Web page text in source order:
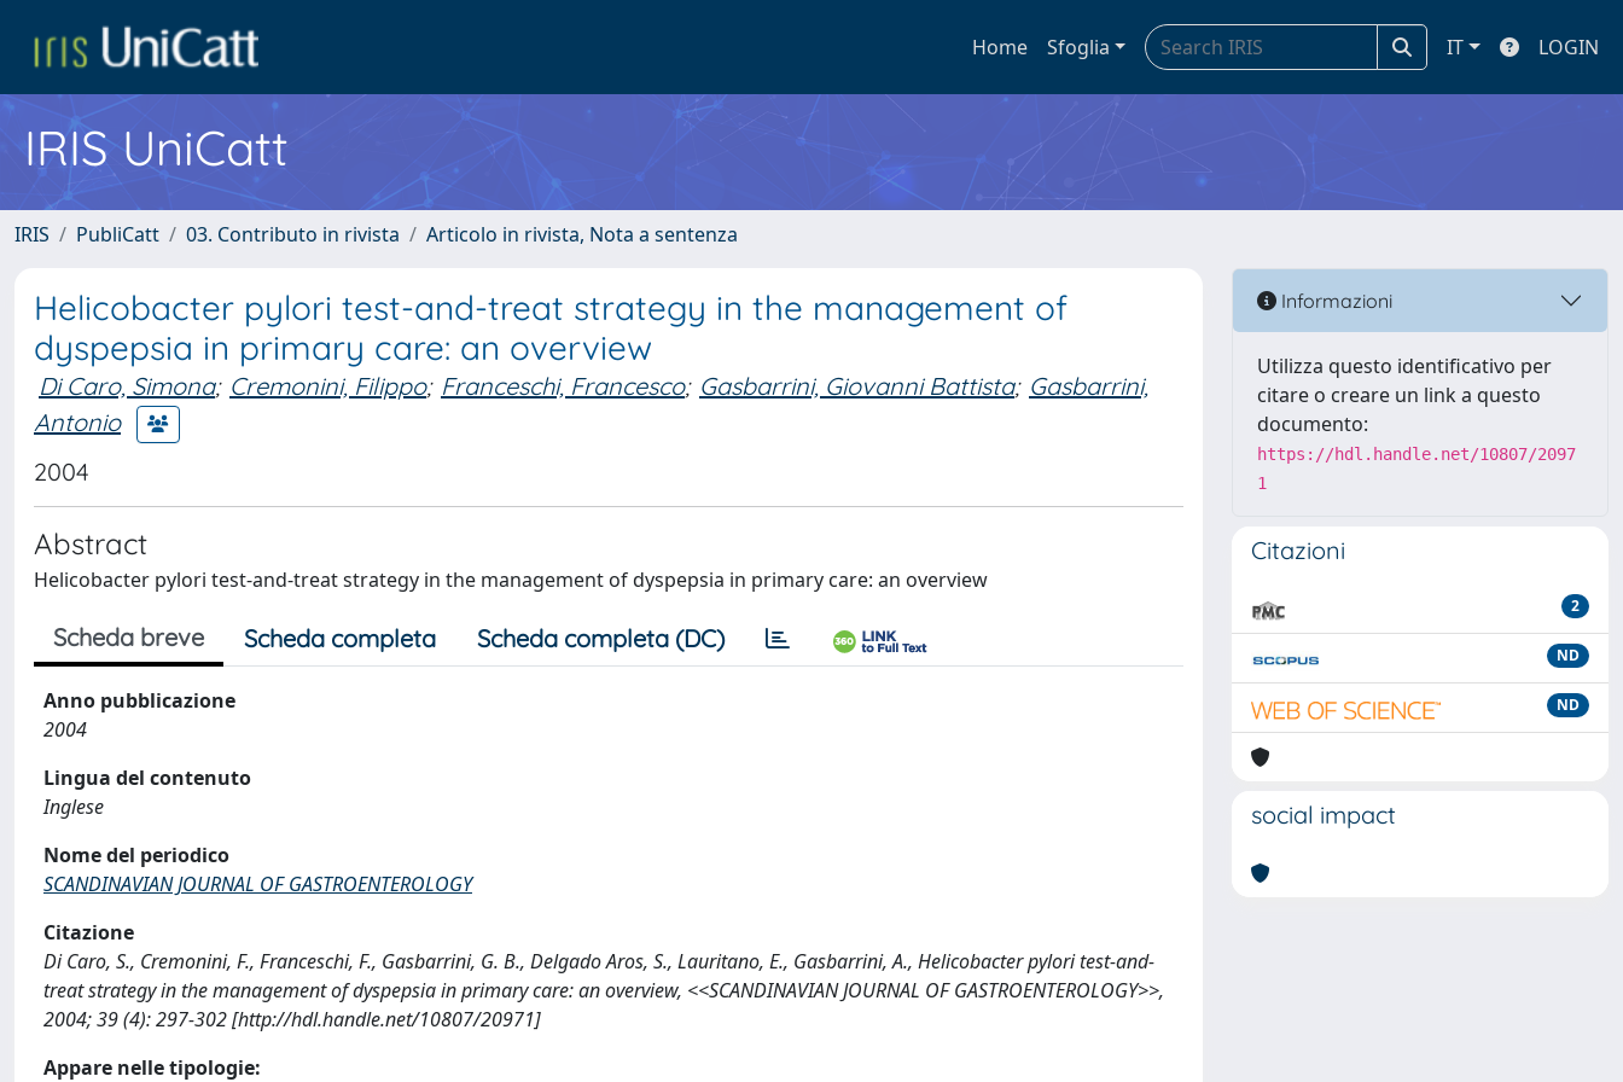
Home Sfoglia IT LOGIN
IRIS UniCatt
IRIS PubliCatt 03. Contributo in rivista Articolo in rivista, Nota a sentenza
Helicobacter pylori test-and-treat strategy in the management of
dyspepsia in primary care: an overview
Di Caro, Simona; Cremonini, Filippo; Franceschi, Francesco; Gasbarrini, Giovanni Battista; Gasbarrini,
Antonio
2004
Abstract
Helicobacter pylori test-and-treat strategy in the management of dyspepsia in primary care: an overview
Scheda breve Scheda completa Scheda completa (DC)
Anno pubblicazione
2004
Lingua del contenuto
Inglese
Nome del periodico
SCANDINAVIAN JOURNAL OF GASTROENTEROLOGY
Citazione
Di Caro, S., Cremonini, F., Franceschi, F., Gasbarrini, G. B., Delgado Aros, S., Lauritano, E., Gasbarrini, A., Helicobacter pylori test-and-
treat strategy in the management of dyspepsia in primary care: an overview, <<SCANDINAVIAN JOURNAL OF GASTROENTEROLOGY>>,
2004; 39 (4): 297-302 [http://hdl.handle.net/10807/20971]
Appare nelle tipologie:
Informazioni
Utilizza questo identificativo per
citare o creare un link a questo
documento:
https://hdl.handle.net/10807/2097
1
Citazioni
2
ND
ND
social impact